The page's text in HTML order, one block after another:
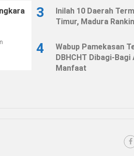
3
Inilah 10 Daerah
Timur, Madura
4
Wabup Pamekasan
DBHCHT Dibagi-
Manfaat